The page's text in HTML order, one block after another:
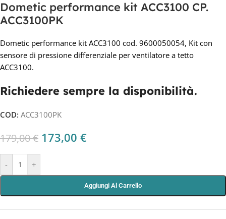
Dometic performance kit ACC3100 CP.
ACC3100PK
Dometic performance kit ACC3100 cod. 9600050054, Kit con
sensore di pressione differenziale per ventilatore a tetto
ACC3100.
Richiedere sempre la disponibilità.
COD: ACC3100PK
179,00€ 173,00 €
- +
Aggiungi Al Carrello